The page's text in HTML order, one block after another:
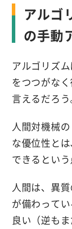
アルゴ
の手動
アルゴリズ
をつつがな
言えるだろう
人間対機械
な優位性と
できるという
人間は、異
が備わって
良い（逆も